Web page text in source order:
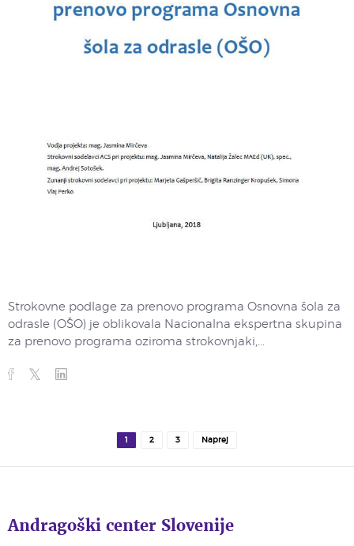
Strokovne podlage za prenovo programa Osnovna šola za
odrasle (OŠO) je oblikovala Nacionalna ekspertna skupina
za prenovo programa oziroma strokovnjaki,...
1 2 3 Naprej
Andragoški center Slovenije